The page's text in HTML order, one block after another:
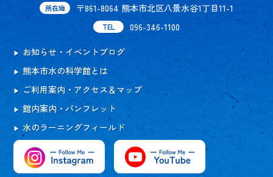
所在地 〒861-8064 熊本市北区八景水谷1丁目11-1
TEL 096-346-1100
お知らせ・イベントブログ
熊本市水の科学館とは
ご利用案内・アクセス＆マップ
館内案内・パンフレット
水のラーニングフィールド